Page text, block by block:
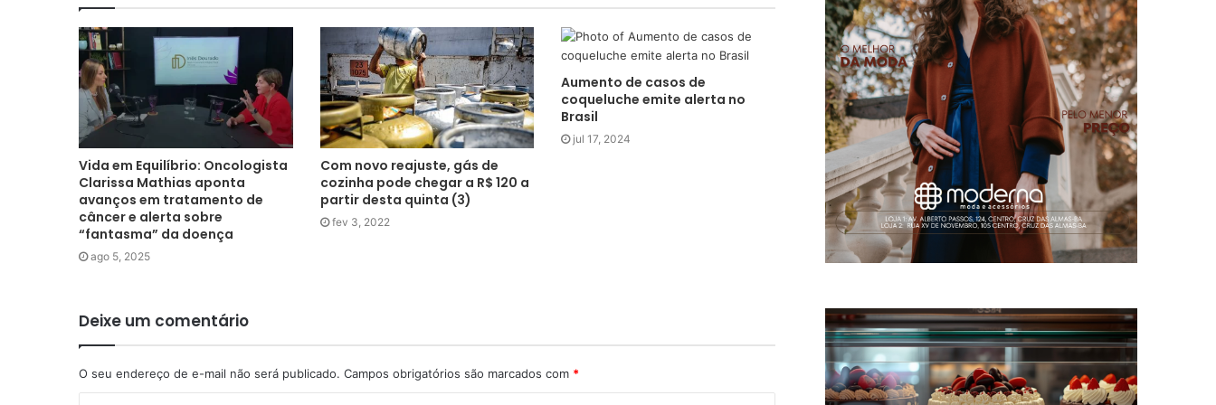
Vida em Equilíbrio: Oncologista
Clarissa Mathias aponta
avanços em tratamento de
câncer e alerta sobre
“fantasma” da doença
ago 5, 2025
Com novo reajuste, gás de
cozinha pode chegar a R$ 120 a
partir desta quinta (3)
fev 3, 2022
Aumento de casos de
coqueluche emite alerta no
Brasil
jul 17, 2024
Deixe um comentário
O seu endereço de e-mail não será publicado. Campos obrigatórios são marcados com *